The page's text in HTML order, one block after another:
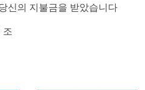
신의 지불금을 받았습니다
조